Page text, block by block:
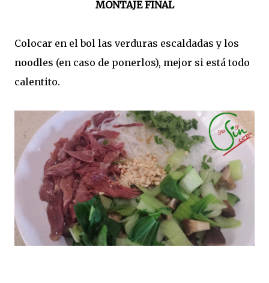
MONTAJE FINAL
Colocar en el bol las verduras escaldadas y los
noodles (en caso de ponerlos), mejor si está todo
calentito.